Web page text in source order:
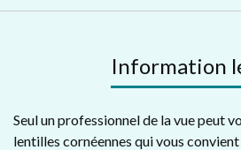
Information
Seul un professionnel de la vue peut
lentilles cornéennes qui vous